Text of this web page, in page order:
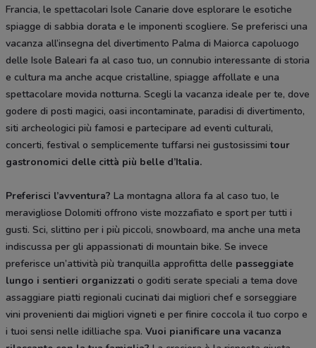
Francia, le spettacolari Isole Canarie dove esplorare le esotiche
spiagge di sabbia dorata e le imponenti scogliere. Se preferisci una
vacanza all’insegna del divertimento Palma di Maiorca capoluogo
delle Isole Baleari fa al caso tuo, un connubio interessante di storia
e cultura ma anche acque cristalline, spiagge affollate e una
spettacolare movida notturna. Scegli la vacanza ideale per te, dove
godere di posti magici, oasi incontaminate, paradisi di divertimento,
siti archeologici più famosi e partecipare ad eventi culturali,
concerti, festival o semplicemente tuffarsi nei gustosissimitour
gastronomici delle città più belle d’Italia.
Preferisci l’avventura? La montagna allora fa al caso tuo, le
meravigliose Dolomiti offrono viste mozzafiato e sport per tutti i
gusti. Sci, slittino per i più piccoli, snowboard, ma anche una meta
indiscussa per gli appassionati di mountain bike. Se invece
preferisce un’attività più tranquilla approfitta delle passeggiate
lungo i sentieri organizzati o goditi serate speciali a tema dove
assaggiare piatti regionali cucinati dai migliori chef e sorseggiare
vini provenienti dai migliori vigneti e per finire coccola il tuo corpo e
i tuoi sensi nelle idilliache spa. Vuoi pianificare una vacanza